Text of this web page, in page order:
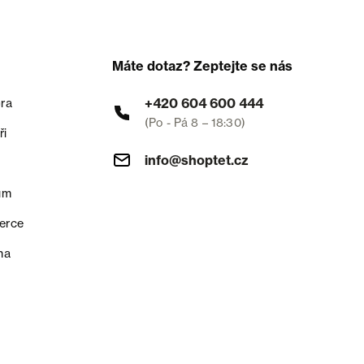
Máte dotaz? Zeptejte se nás
+420 604 600 444
(Po - Pá 8 – 18:30)
info@shoptet.cz